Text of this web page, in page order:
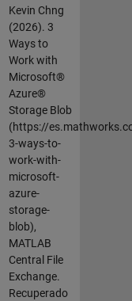
Kevin Chng
(2026). 3
Ways to
Work with
Microsoft®
Azure®
Storage Blob
(https://
3-ways-to-
work-with-
microsoft-
azure-
storage-
blob),
MATLAB
Central File
Exchange.
Recuperado